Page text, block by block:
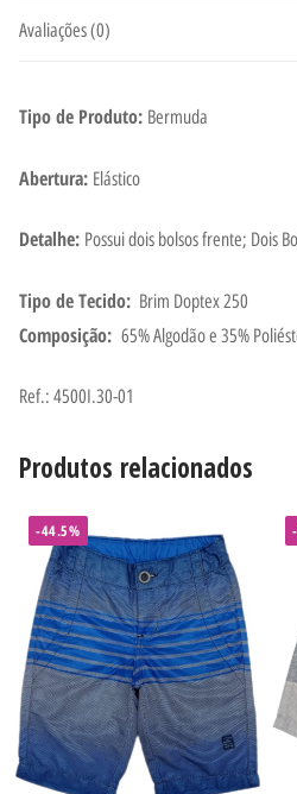
Avaliações (0)
Tipo de Produto: Bermuda
Abertura: Elástico
Detalhe: Possui dois bolsos frente; Dois
Tipo de Tecido: Brim Doptex 250
Composição: 65% Algodão e 35%
Ref.: 4500I.30-01
Produtos relacionados
-44.5%